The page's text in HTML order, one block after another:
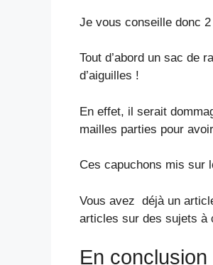
Je vous conseille donc
Tout d’abord un sac de
d’aiguilles !
En effet, il serait
mailles parties pour
Ces capuchons mis sur
Vous avez déjà un
articles sur des sujets à
En